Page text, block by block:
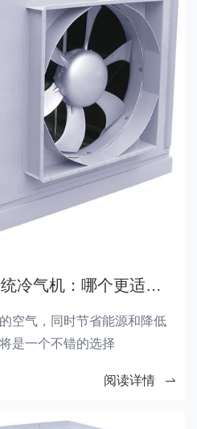
蒸发式冷气机 vs. 传统冷气机：哪个更适合您？
空气，同时节省能源和降低
是一个不错的选择
阅读详情